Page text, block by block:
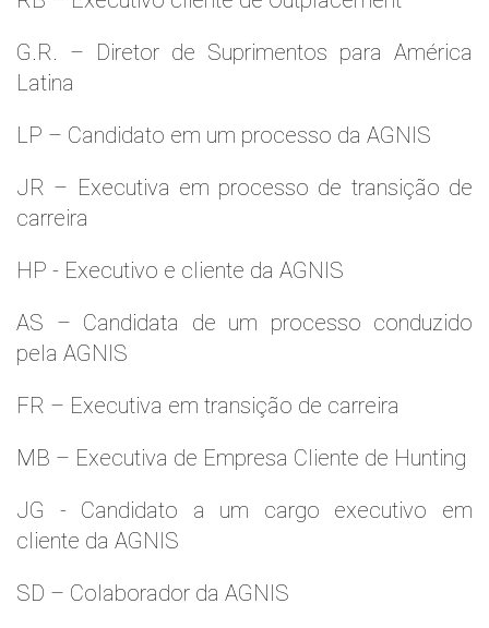
G.R. – Diretor de Suprimentos para América
Latina
LP – Candidato em um processo da AGNIS
JR – Executiva em processo de transição de
carreira
HP - Executivo e cliente da AGNIS
AS – Candidata de um processo conduzido
pela AGNIS
FR – Executiva em transição de carreira
MB – Executiva de Empresa Cliente de Hunting
JG - Candidato a um cargo executivo em
cliente da AGNIS
SD – Colaborador da AGNIS